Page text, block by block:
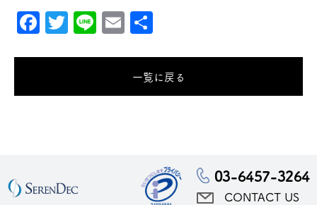
Facebook
Twitter
LineEmail
一覧に戻る
03-6457-3264
CONTACT US